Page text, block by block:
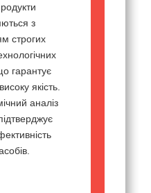
з
строгих
гарантує
якість.
аналіз